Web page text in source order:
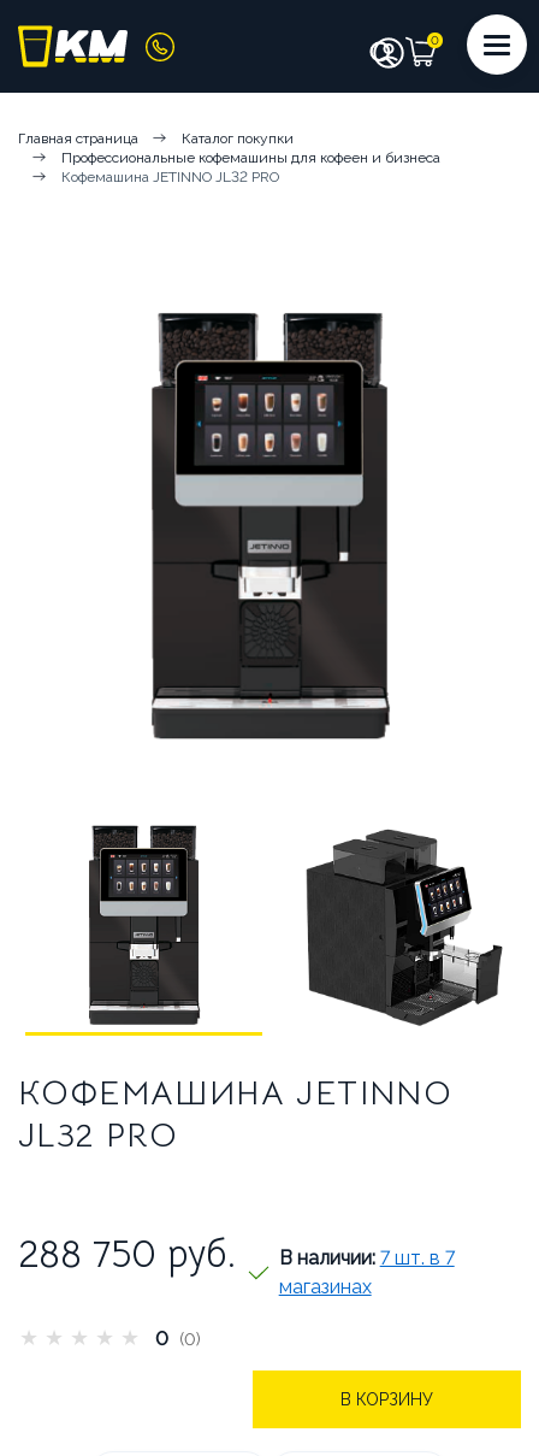
КОФЕМАШИНЫ КОФЕ
ПОСУДА И КРЫШКИ ЧАЙ
АРЕНДА КОФЕМАШИН
КОФЕМАШИНЫ НА СУХИХ ИНГРЕДИЕНТАХ
КОФЕМАШИНЫ НА ЦЕЛЬНОМ МОЛОКЕ
ТРАДИЦИОННЫЕ ЭСПРЕССО-МАШИНЫ
О КОМПАНИИ ОТЗЫВЫ
ВВОД В ЭКСПЛУАТАЦИЮ
СЕРВИС И РЕМОНТ ГАРАНТИЯ
УСЛОВИЯ ВОЗВРАТА
БРЕНДЫ
АКЦИИ
ОПЛАТА И ДОСТАВКА
ОТВЕЧАЕМ НА ВОПРОСЫ
СТАТЬИ
ОБ АРЕНДЕ
Главная страница
Каталог покупки
Профессиональные кофемашины для кофеен и бизнеса
Кофемашина JETINNO JL32 PRO
КОФЕМАШИНА JETINNO
JL32 PRO
288 750 руб. В наличии: 7 шт. в 7
магазинах
★ ★ ★ ★ ★ 0 (0)
В КОРЗИНУ